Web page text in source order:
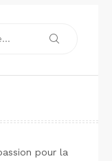
pour la